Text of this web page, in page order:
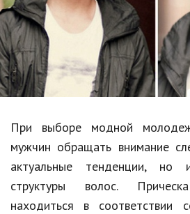
Образование
В мире
Культура
Авто, мото
Спорт
Знаменитости
Статьи
При выборе модной
мужчин обращать внимание
актуальные тенденции, но
структуры волос.
находиться в